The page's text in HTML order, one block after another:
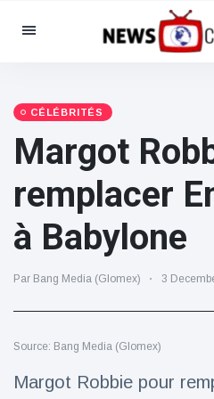
Catégories
Social et amusant
Cinéma et télévision
(81)
Célébrités
(13938)
Mode et beauté
(122)
Voitures et moteurs
Nourriture et boissons
Mode de vie et divertissement
CÉLÉBRITÉS
Margot
remplacer
à Babylone
Par Bang Media (Glomex) 3
Source: Bang Media (Glomex)
Margot Robbie pour